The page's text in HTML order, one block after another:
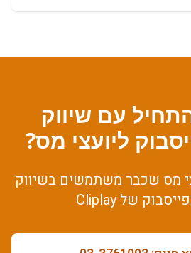
עם שיווק
ליועצי מס?
מס שכבר משתמשים בשיווק
של Cliplay